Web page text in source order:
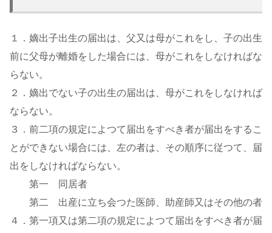
１．嫡出子出生の届出は、父又は母がこれをし、子の出生
前に父母が離婚をした場合には、母がこれをしなければな
らない。
２．嫡出でない子の出生の届出は、母がこれをしなければ
ならない。
３．前二項の規定によつて届出をすべき者が届出をするこ
とができない場合には、左の者は、その順序に従つて、届
出をしなければならない。
第一 同居者
第二 出産に立ち会つた医師、助産師又はその他の者
４．第一項又は第二項の規定によつて届出をすべき者が届